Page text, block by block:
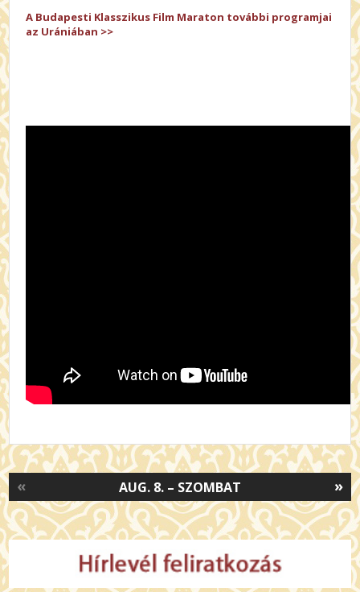
A Budapesti Klasszikus Film Maraton további programjai
az Urániában >>
»
AUG. 8. – SZOMBAT
«